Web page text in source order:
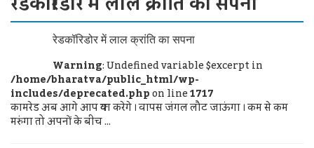
रेडकॉरिडोर में लाल क्रांति का सपना
Warning: Undefined variable $excerpt in
/home/bharatva/public_html/wp-
includes/deprecated.phpon line1717
कामरेड अब आगे आप क्या करेगे । वापस जंगल लौट जाऊंगा । कम से कम
मरुंगा तो अपनों के बीच ...